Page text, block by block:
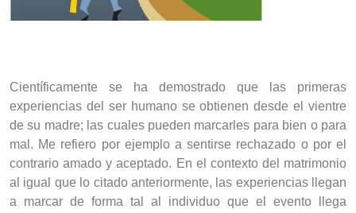
Científicamente se ha demostrado que las primeras
experiencias del ser humano se obtienen desde el vientre
de su madre; las cuales pueden marcarles para bien o para
mal. Me refiero por ejemplo a sentirse rechazado o por el
contrario amado y aceptado. En el contexto del matrimonio
al igual que lo citado anteriormente, las experiencias llegan
a marcar de forma tal al individuo que el evento llega